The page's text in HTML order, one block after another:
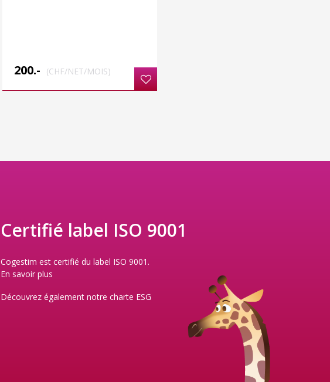
200.- (CHF/NET/MOIS)
Certifié label ISO 9001
Cogestim est certifié du label ISO 9001.
En savoir plus
Découvrez également notre charte ESG